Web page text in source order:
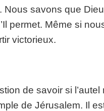
savons que
permet. Même si
victorieux.
de savoir si
de Jérusalem. Il